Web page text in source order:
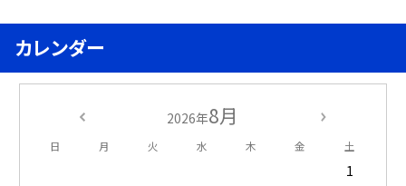
カレンダー
2026年8月
日 月 火 水 木 金 土
1